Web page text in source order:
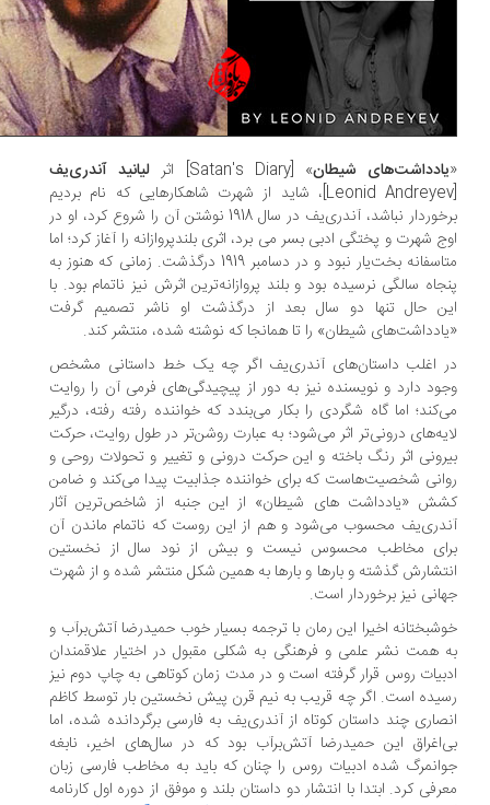
شیطان» [Satan's Diary] اثر
لیانید آندر‌ی‌یف
[Leonid Andreyev]، شاید از شهرت شاهکارهایی که نام بردیم
برخوردار نباشد، آندر‌ی‌یف در سال 1918 نوشتن آن را شروع کرد، او در
شهرت و پختگی ادبی بسر می برد، اثری بلندپروازانه را آغاز کرد؛ اما
متاسفانه بخت‌یار نبود و در دسامبر 1919 درگذشت. زمانی که هنوز به
سالگی نرسیده بود و بلند پروازانه‌ترین اثرش نیز ناتمام بود. با
حال تنها دو سال بعد از درگذشت او ناشر تصمیم گرفت
شیطان» را تا همانجا که نوشته شده، منتشر کند.
اغلب داستان‌های آندر‌ی‌یف اگر چه یک خط داستانی مشخص
دارد و نویسنده نیز به دور از پیچیدگی‌های فرمی آن را روایت
اما گاه شگردی را بکار می‌بندد که خواننده رفته رفته، درگیر
درونی‌تر اثر می‌شود؛ به عبارت روشن‌تر در طول روایت، حرکت
اثر رنگ باخته و این حرکت درونی و تغییر و تحولات روحی و
شخصیت‌هاست که برای خواننده جذابیت پیدا می‌کند و ضامن
«یادداشت های شیطان» از این جنبه از شاخص‌ترین آثار
محسوب می‌شود و هم از این روست که ناتمام ماندن آن
مخاطب محسوس نیست و بیش از نود سال از نخستین
گذشته و بارها و بارها به همین شکل منتشر شده و از شهرت
نیز برخوردار است.
اخیرا این رمان با ترجمه بسیار خوب حمیدرضا آتش‌برآب و
همت نشر علمی و فرهنگی به شکلی مقبول در اختیار علاقمندان
روس قرار گرفته است و در مدت زمان کوتاهی به چاپ دوم نیز
است. اگر چه قریب به نیم قرن پیش نخستین بار توسط کاظم
چند داستان کوتاه از آندری‌یف به فارسی برگردانده شده، اما
این حمیدرضا آتش‌برآب بود که در سال‌های اخیر، نابغه
شده ادبیات روس را چنان که باید به مخاطب فارسی زبان
کرد. ابتدا با انتشار دو داستان بلند و موفق از دوره اول کارنامه